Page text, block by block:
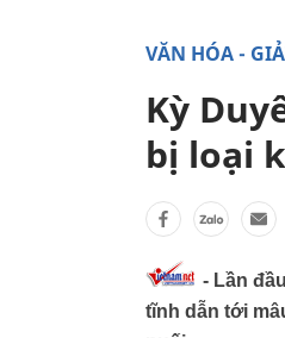
VĂN HÓA -
Kỳ
bị loại
- Lần
tĩnh dẫn tới